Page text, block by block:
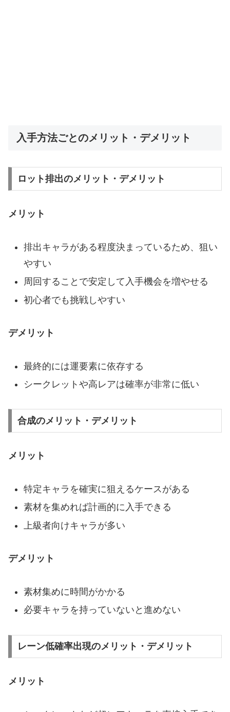
入手方法ごとのメリット・デメリット
ロット排出のメリット・デメリット
メリット
排出キャラがある程度決まっているため、狙い
やすい
周回することで安定して入手機会を増やせる
初心者でも挑戦しやすい
デメリット
最終的には運要素に依存する
シークレットや高レアは確率が非常に低い
合成のメリット・デメリット
メリット
特定キャラを確実に狙えるケースがある
素材を集めれば計画的に入手できる
上級者向けキャラが多い
デメリット
素材集めに時間がかかる
必要キャラを持っていないと進めない
レーン低確率出現のメリット・デメリット
メリット